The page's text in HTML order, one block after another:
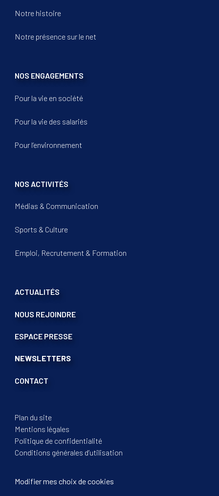
Notre histoire
Notre présence sur le net
NOS ENGAGEMENTS
Pour la vie en société
Pour la vie des salariés
Pour l’environnement
NOS ACTIVITÉS
Médias & Communication
Sports & Culture
Emploi, Recrutement & Formation
ACTUALITÉS
NOUS REJOINDRE
ESPACE PRESSE
NEWSLETTERS
CONTACT
Plan du site
Mentions légales
Politique de confidentialité
Conditions générales d’utilisation
Modifier mes choix de cookies